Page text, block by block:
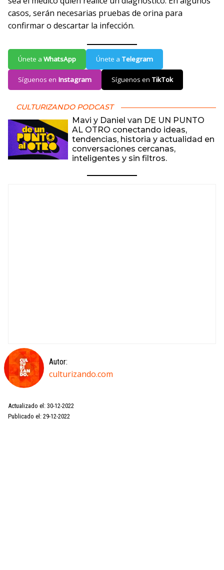
casos, serán necesarias pruebas de orina para
confirmar o descartar la infección.
Únete a WhatsApp Únete a Telegram
Síguenos en Instagram Síguenos en TikTok
CULTURIZANDO PODCAST
Mavi y Daniel van DE UN PUNTO
AL OTRO conectando ideas,
tendencias, historia y actualidad en
conversaciones cercanas,
inteligentes y sin filtros.
Autor:
culturizando.com
Actualizado el: 30-12-2022
Publicado el: 29-12-2022